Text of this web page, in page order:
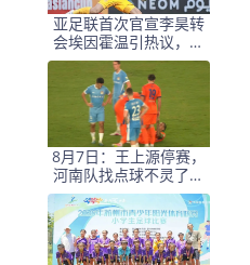
亚足联首次官宣李昊转
会埃因霍温引热议，球
迷称之为假消息
8月7日：王上源停赛，
河南队找点球不灵了，
马拉尼昂不会射门，郑
智剑指亚冠名额